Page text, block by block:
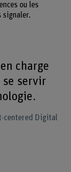
ou les
signaler.
charge
servir
centered Digital